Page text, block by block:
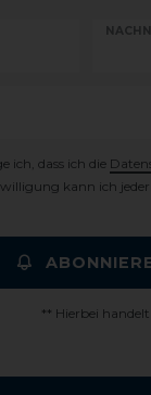
ich, dass ich die
kann ich
** Hierbei